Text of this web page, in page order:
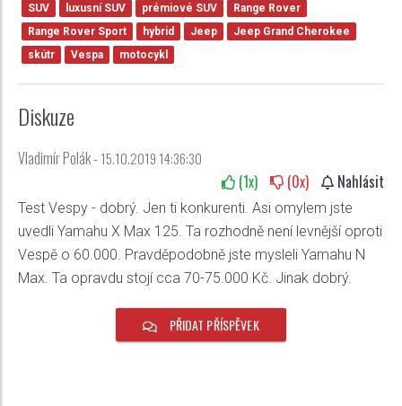
SUV luxusní SUV prémiové SUV
Range Rover
Range Rover Sport
hybrid Jeep
Jeep Grand Cherokee
skútr
Vespa motocykl
Diskuze
Vladimír Polák - 15.10.2019 14:36:30
(1x) (0x) Nahlásit
Test Vespy - dobrý. Jen ti konkurenti. Asi omylem jste
uvedli Yamahu X Max 125. Ta rozhodně není levnější oproti
Vespě o 60.000. Pravděpodobně jste mysleli Yamahu N
Max. Ta opravdu stojí cca 70-75.000 Kč. Jinak dobrý.
PŘIDAT PŘÍSPĚVEK